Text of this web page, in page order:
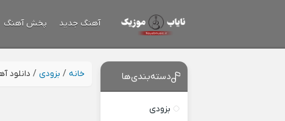
آهنگ جدید پخش آهنگ
خانه / بزودی / دانلود دسته‌بندی‌ها
بزودی